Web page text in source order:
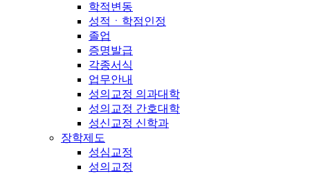
학적변동
성적ㆍ학점인정
졸업
증명발급
각종서식
업무안내
성의교정 의과대학
성의교정 간호대학
성신교정 신학과
장학제도
성심교정
성의교정